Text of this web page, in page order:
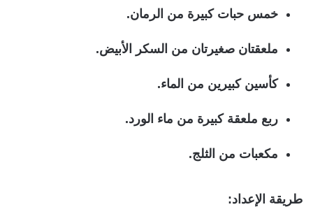
خمس حبات كبيرة من الرمان.
ملعقتان صغيرتان من السكر الأبيض.
كأسين كبيرين من الماء.
ربع ملعقة كبيرة من ماء الورد.
مكعبات من الثلج.
طريقة الإعداد: